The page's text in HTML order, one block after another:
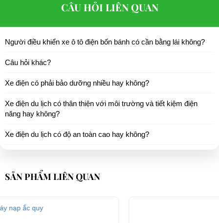
CÂU HỎI LIÊN QUAN
Người điều khiển xe ô tô điện bốn bánh có cần bằng lái không?
Câu hỏi khác?
Xe điện có phải bảo dưỡng nhiều hay không?
Xe điện du lịch có thân thiện với môi trường và tiết kiệm điện
năng hay không?
Xe điện du lịch có độ an toàn cao hay không?
SẢN PHẨM LIÊN QUAN